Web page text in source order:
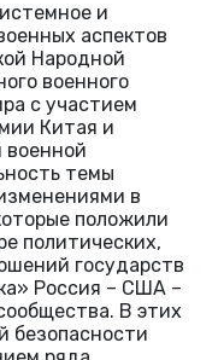
и
аспектов
Народной
военного
с участием
Китая и
военной
темы
в
положили
политических,
государств
Россия – США –
В этих
безопасности